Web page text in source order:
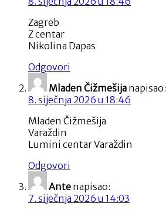
Zagreb
Z centar
Nikolina Dapas
Odgovori
Mladen Čižmešija napisao:
8. siječnja 2026 u 18:46
Mladen Čižmešija
Varaždin
Lumini centar Varaždin
Odgovori
Ante napisao:
7. siječnja 2026 u 14:03